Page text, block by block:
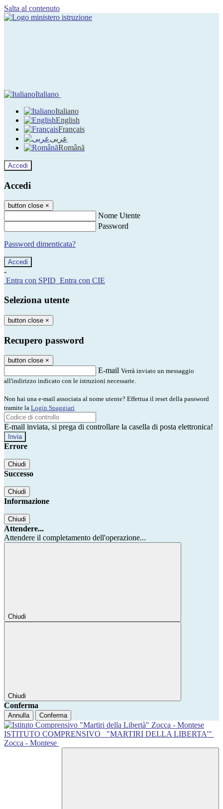
Salta al contenuto
Italiano
Italiano
English
Français
عربى
Română
Accedi
Accedi
button close ×
Nome Utente
Password
Password dimenticata?
-
Entra con SPID Entra con CIE
Seleziona utente
button close ×
Recupero password
button close ×
E-mail Verrà inviato un messaggio
all'indirizzo indicato con le istruzioni necessarie.
Non hai una e-mail associata al nome utente? Effettua il reset della password
tramite la Login Spaggiari
E-mail inviata, si prega di controllare la casella di posta elettronica!
Errore
Chiudi
Successo
Chiudi
Informazione
Chiudi
Attendere...
Attendere il completamento dell'operazione...
Chiudi
Chiudi
Conferma
Annulla Conferma
ISTITUTO COMPRENSIVO
"MARTIRI DELLA LIBERTA'"
Zocca - Montese